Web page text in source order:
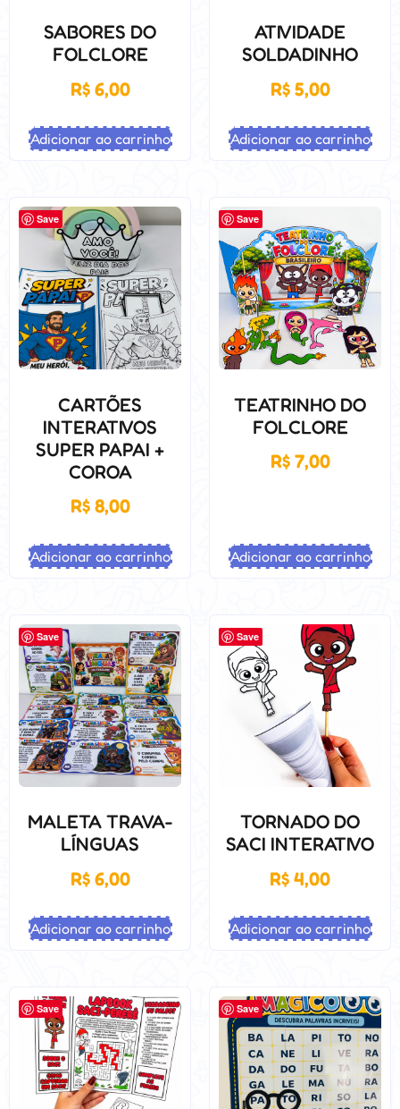
SABORES DO
FOLCLORE
R$6,00
Adicionar ao carrinho
ATIVIDADE
SOLDADINHO
R$5,00
Adicionar ao carrinho
Save
CARTÕES
INTERATIVOS
SUPER PAPAI +
COROA
R$8,00
Adicionar ao carrinho
Save
TEATRINHO DO
FOLCLORE
R$7,00
Adicionar ao carrinho
Save
MALETA TRAVA-
LÍNGUAS
R$6,00
Adicionar ao carrinho
Save
TORNADO DO
SACI INTERATIVO
R$ 4,00
Adicionar ao carrinho
Save Save